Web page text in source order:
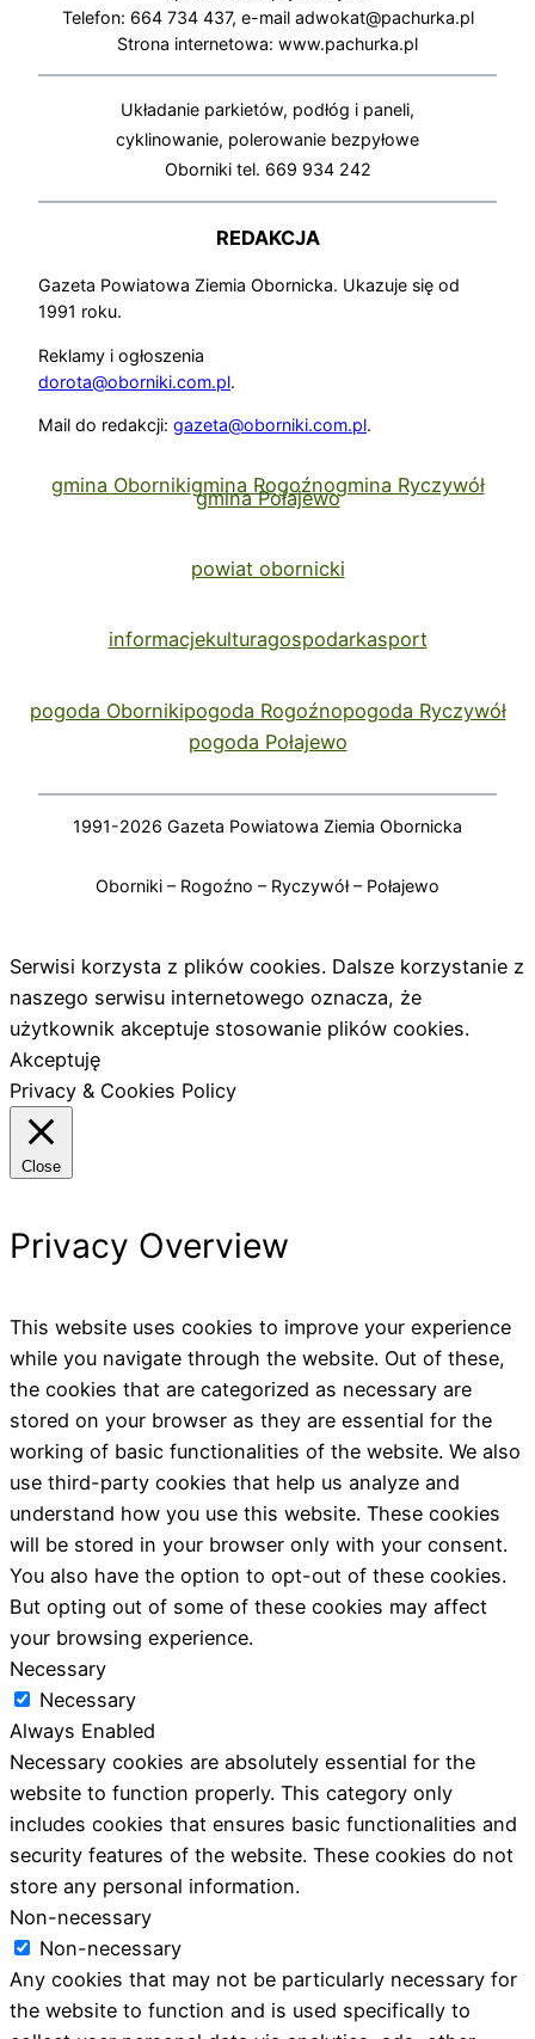
Telefon: 664 734 437, e-mail adwokat@pachurka.pl
Strona internetowa: www.pachurka.pl
Układanie parkietów, podłóg i paneli,
cyklinowanie, polerowanie bezpyłowe
Oborniki tel. 669 934 242
REDAKCJA
Gazeta Powiatowa Ziemia Obornicka. Ukazuje się od
1991 roku.
Reklamy i ogłoszenia
dorota@oborniki.com.pl.
Mail do redakcji: gazeta@oborniki.com.pl.
gmina Obornikigmina Rogoźnogmina Ryczywół
gmina Połajewo
powiat obornicki
informacjekulturagospodarkasport
pogoda Obornikipogoda Rogoźnopogoda Ryczywół
pogoda Połajewo
1991-2026 Gazeta Powiatowa Ziemia Obornicka
Oborniki – Rogoźno – Ryczywół – Połajewo
Serwisi korzysta z plików cookies. Dalsze korzystanie z
naszego serwisu internetowego oznacza, że
użytkownik akceptuje stosowanie plików cookies.
Akceptuję
Privacy & Cookies Policy
Close
Privacy Overview
This website uses cookies to improve your experience
while you navigate through the website. Out of these,
the cookies that are categorized as necessary are
stored on your browser as they are essential for the
working of basic functionalities of the website. We also
use third-party cookies that help us analyze and
understand how you use this website. These cookies
will be stored in your browser only with your consent.
You also have the option to opt-out of these cookies.
But opting out of some of these cookies may affect
your browsing experience.
Necessary
Necessary
Always Enabled
Necessary cookies are absolutely essential for the
website to function properly. This category only
includes cookies that ensures basic functionalities and
security features of the website. These cookies do not
store any personal information.
Non-necessary
Non-necessary
Any cookies that may not be particularly necessary for
the website to function and is used specifically to